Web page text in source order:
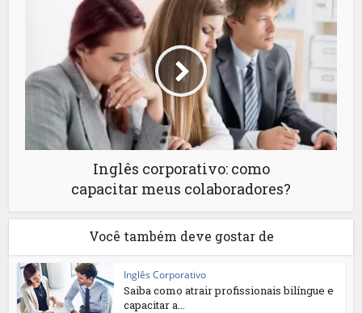
Inglês corporativo: como
capacitar meus colaboradores?
Você também deve gostar de
Inglês Corporativo
Saiba como atrair profissionais bilíngue e
capacitar a...